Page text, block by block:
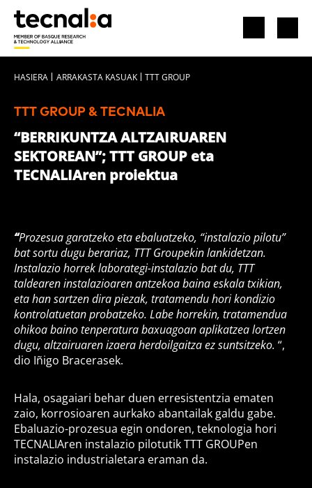
HASIERA ARRAKASTA KASUAK TTT GROUP
TTT GROUP & TECNALIA
“BERRIKUNTZA ALTZAIRUAREN
SEKTOREAN”; TTT GROUP eta
TECNALIAren proiektua
“Prozesua garatzeko eta ebaluatzeko, “instalazio pilotu”
bat sortu dugu berariaz, TTT Groupekin lankidetzan.
Instalazio horrek laborategi-instalazio bat du, TTT
taldearen instalazioaren antzekoa baina eskala txikian,
eta han sartzen dira piezak, tratamendu hori kondizio
kontrolatuetan probatzeko. Labe horrekin, tratamendua
ohikoa baino tenperatura baxuagoan aplikatzea lortzen
dugu, altzairuaren izaera herdoilgaitza ez suntsitzeko.“,
dio Iñigo Bracerasek.
Hala, osagaiari behar duen erresistentzia ematen
zaio, korrosioaren aurkako abantailak galdu gabe.
Ebaluazio-prozesua egin ondoren, teknologia hori
TECNALIAren instalazio pilotutik TTT GROUPen
instalazio industrialetara eraman da.